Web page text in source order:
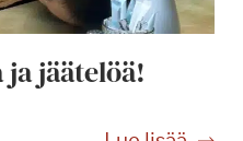
jäätelöä!